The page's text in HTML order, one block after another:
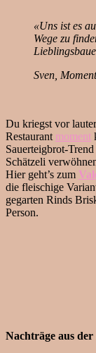
«Uns ist es
Wege zu
Sven,
Du kriegst vor
Restaurant moment
Sauerteigbrot-
Schätzeli
Hier geht’s zum
die fleischige
gegarten Rinds
Person.
Nachträge aus